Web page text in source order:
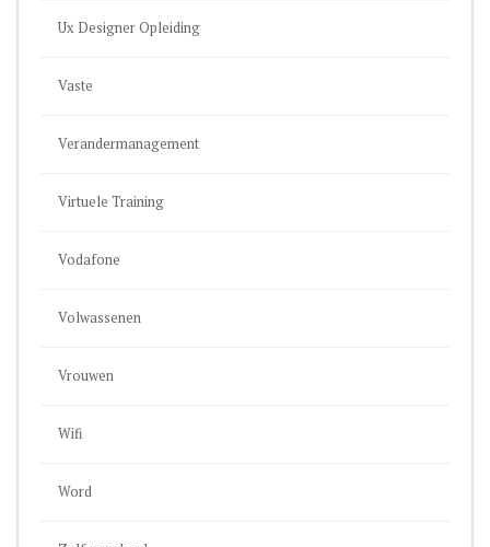
Ux Designer Opleiding
Vaste
Verandermanagement
Virtuele Training
Vodafone
Volwassenen
Vrouwen
Wifi
Word